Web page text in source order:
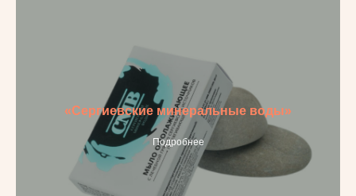
«Сергиевские минеральные воды»
Подробнее